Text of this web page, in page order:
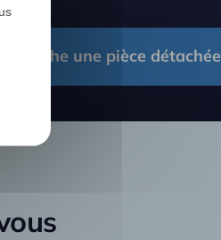
une pièce détachée